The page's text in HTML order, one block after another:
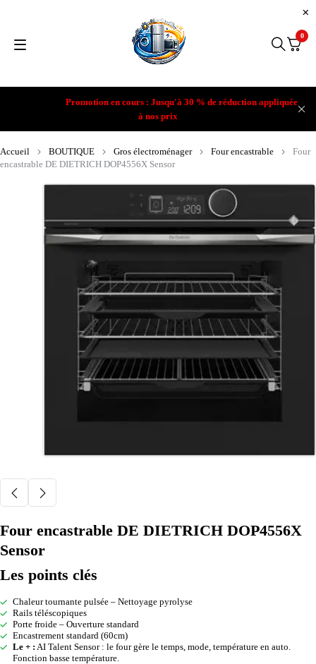
Promotion en cours : Jusqu'à 30 % de réduction appliquée
à nos prix
0
Accueil BOUTIQUE Gros électroménager Four encastrable
Four
encastrable DE DIETRICH DOP4556X Sensor
Four encastrable DE DIETRICH DOP4556X
Sensor
Les points clés
Chaleur tournante pulsée – Nettoyage pyrolyse
Rails téléscopiques
Porte froide – Ouverture standard
Encastrement standard (60cm)
Le + : AI Talent Sensor : le four gère le temps, mode, température en auto.
Fonction basse température.